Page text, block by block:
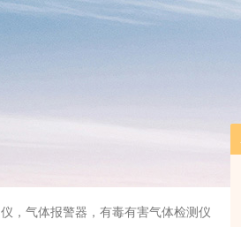
，气体报警器，有毒有害气体检测仪